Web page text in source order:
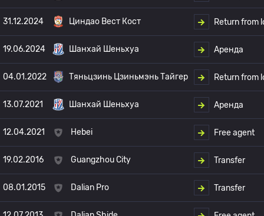
31.12.2024 Циндао Вест Кост Return from
19.06.2024 Шанхай Шеньхуа Аренда
04.01.2022 Тяньцзинь Цзиньмэнь Тайгер Return from
13.07.2021 Шанхай Шеньхуа Аренда
12.04.2021 Hebei Free agent
19.02.2016 Guangzhou City Transfer
08.01.2015 Dalian Pro Transfer